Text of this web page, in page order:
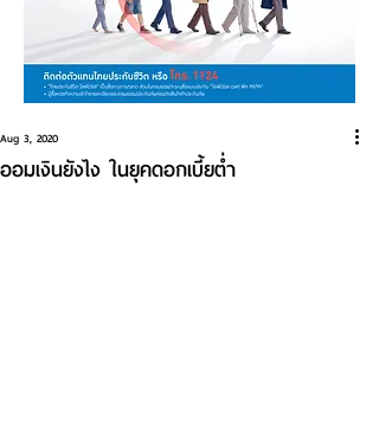
ออมเงินยังไง ในยุคดอกเบี้ยต่ำ
Aug 3, 2020